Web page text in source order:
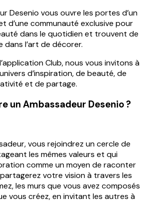
Desenio vous ouvre les portes d’un
d’une communauté exclusive pour
dans le quotidien et trouvent de
dans l’art de décorer.
Club, nous vous invitons à
d’inspiration, de beauté, de
et de partage.
un Ambassadeur Desenio ?
vous rejoindrez un cercle de
les mêmes valeurs et qui
comme un moyen de raconter
votre vision à travers les
les murs que vous avez composés
vous créez, en invitant les autres à